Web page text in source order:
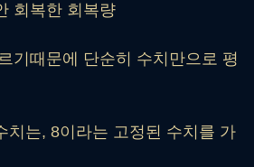
회복한 회복량
기때문에 단순히 수치만으로 평
치는, 8이라는 고정된 수치를 가